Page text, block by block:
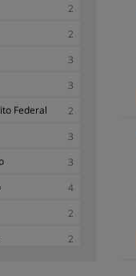
2
2
3
3
Federal
2
3
3
4
2
2